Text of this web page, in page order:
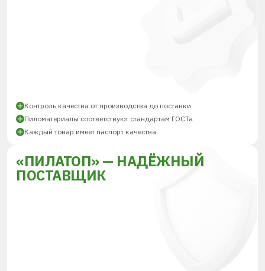
Контроль качества от производства до поставки
Пиломатериалы соответствуют стандартам ГОСТа
Каждый товар имеет паспорт качества
«ПИЛАТОП» — НАДЁЖНЫЙ
ПОСТАВЩИК